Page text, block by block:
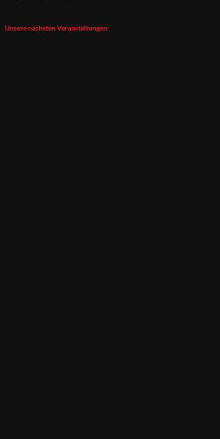
Unsere nächsten Veranstaltungen: